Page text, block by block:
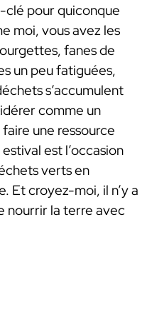
clé pour quiconque
moi, vous avez les
fanes de
un peu fatiguées,
s’accumulent
comme un
une ressource
est l’occasion
verts en
Et croyez-moi, il n’y a
nourrir la terre avec